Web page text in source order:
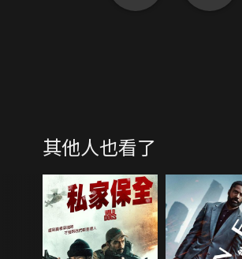
其他人也看了